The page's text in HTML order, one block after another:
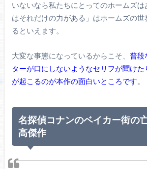
いないなら私たちにとってのホームズは
はそれだけの力がある」はホームズの
るといえます。
大変な事態になっているからこそ、 普段
ターが口にしないようなセリフが聞け
が起こるのが本作の面白いところです。
名探偵コナンのベイカー街の
高傑作